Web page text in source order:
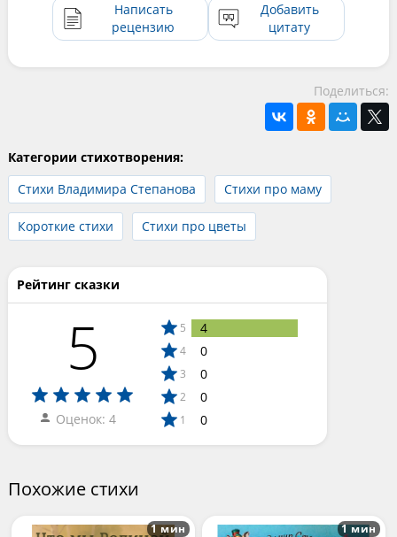
Написать
рецензию
Добавить
цитату
Поделиться:
Категории стихотворения:
Стихи Владимира Степанова
Стихи про маму
Короткие стихи Стихи про цветы
Рейтинг сказки
5
Оценок: 4
5 4
4 0
3 0
2 0
1 0
Похожие стихи
1 мин 1 мин